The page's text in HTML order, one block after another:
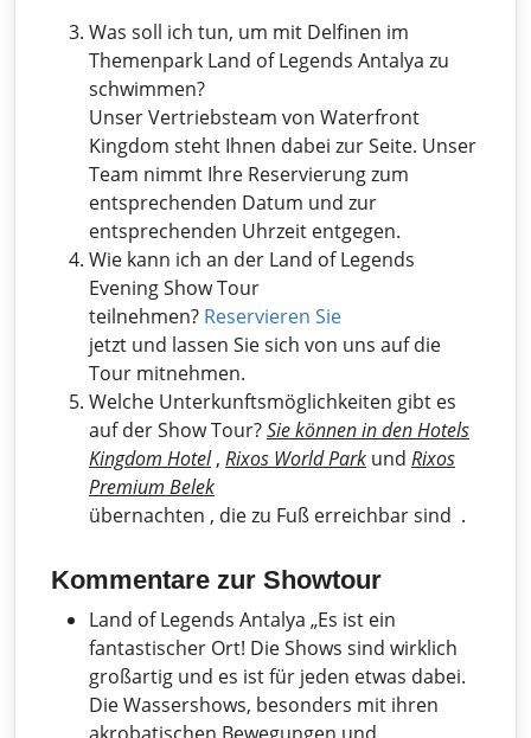
Was soll ich tun, um mit Delfinen im
Themenpark Land of Legends Antalya zu
schwimmen?
Unser Vertriebsteam von Waterfront
Kingdom steht Ihnen dabei zur Seite. Unser
Team nimmt Ihre Reservierung zum
entsprechenden Datum und zur
entsprechenden Uhrzeit entgegen.
Wie kann ich an der Land of Legends
Evening Show Tour
teilnehmen? Reservieren Sie
jetzt und lassen Sie sich von uns auf die
Tour mitnehmen.
Welche Unterkunftsmöglichkeiten gibt es
auf der Show Tour?Sie können in den Hotels
Kingdom Hotel, Rixos World Park und Rixos
Premium Belek
übernachten , die zu Fuß erreichbar sind .
Kommentare zur Showtour
Land of Legends Antalya „Es ist ein
fantastischer Ort! Die Shows sind wirklich
großartig und es ist für jeden etwas dabei.
Die Wassershows, besonders mit ihren